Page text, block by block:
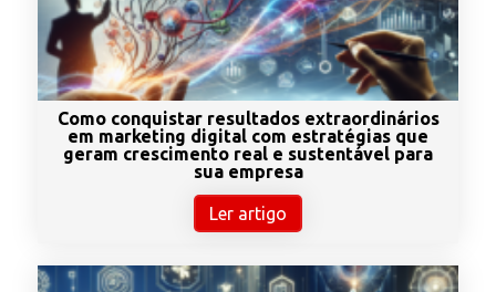
Como conquistar resultados extraordinários
em marketing digital com estratégias que
geram crescimento real e sustentável para
sua empresa
Ler artigo